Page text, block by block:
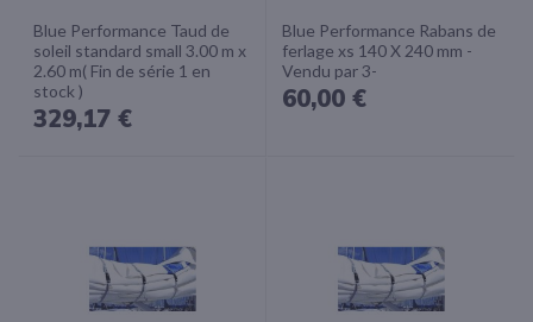
Blue Performance Taud de
soleil standard small 3.00 m x
2.60 m( Fin de série 1 en
stock )
329,17 €
Blue Performance Rabans de
ferlage xs 140 X 240 mm -
Vendu par 3-
60,00 €